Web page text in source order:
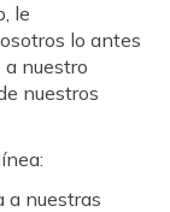
le
lo antes
a nuestro
nuestros
a nuestras